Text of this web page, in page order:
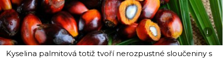
i
Kyselina palmitová totiž tvoří nerozpustné sloučeniny s